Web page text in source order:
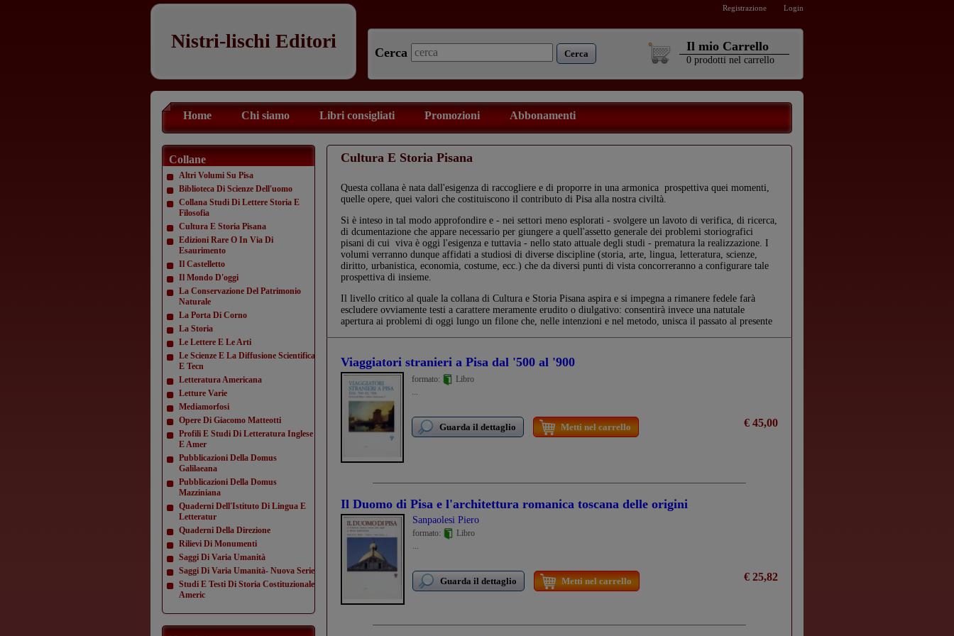
Registrazione Login
Nistri-lischi Editori
Cerca Cerca
Il mio Carrello
0 prodotti nel carrello
Home Chi siamo Libri consigliati Promozioni Abbonamenti
Collane
Altri Volumi Su Pisa
Biblioteca Di Scienze Dell'uomo
Collana Studi Di Lettere Storia E
Filosofia
Cultura E Storia Pisana
Edizioni Rare O In Via Di
Esaurimento
Il Castelletto
Il Mondo D'oggi
La Conservazione Del Patrimonio
Naturale
La Porta Di Corno
La Storia
Le Lettere E Le Arti
Le Scienze E La Diffusione Scientifica
E Tecn
Letteratura Americana
Letture Varie
Mediamorfosi
Opere Di Giacomo Matteotti
Profili E Studi Di Letteratura Inglese
E Amer
Pubblicazioni Della Domus
Galilaeana
Pubblicazioni Della Domus
Mazziniana
Quaderni Dell'Istituto Di Lingua E
Letteratur
Quaderni Della Direzione
Rilievi Di Monumenti
Saggi Di Varia Umanità
Saggi Di Varia Umanità- Nuova Serie
Studi E Testi Di Storia Costituzionale
Americ
Cultura E Storia Pisana
Questa collana è nata dall'esigenza di raccogliere e di proporre in una armonica prospettiva quei momenti,
quelle opere, quei valori che costituiscono il contributo di Pisa alla nostra civiltà.
Si è inteso in tal modo approfondire e - nei settori meno esplorati - svolgere un lavoto di verifica, di ricerca,
di dcumentazione che appare necessario per giungere a quell'assetto generale dei problemi storiografici
pisani di cui viva è oggi l'esigenza e tuttavia - nello stato attuale degli studi - prematura la realizzazione. I
volumi verranno dunque affidati a studiosi di diverse discipline (storia, arte, lingua, letteratura, scienze,
diritto, urbanistica, economia, costume, ecc.) che da diversi punti di vista concorreranno a configurare tale
prospettiva di insieme.
Il livello critico al quale la collana di Cultura e Storia Pisana aspira e si impegna a rimanere fedele farà
escludere ovviamente testi a carattere meramente erudito o diulgativo: consentirà invece una natutale
apertura ai problemi di oggi lungo un filone che, nelle intenzioni e nel metodo, unisca il passato al presente
Viaggiatori stranieri a Pisa dal '500 al '900
formato:
Libro
...
€ 45,00
Guarda il dettaglio Metti nel carrello
Il Duomo di Pisa e l'architettura romanica toscana delle origini
Sanpaolesi Piero
formato:
Libro
...
€ 25,82
Guarda il dettaglio Metti nel carrello